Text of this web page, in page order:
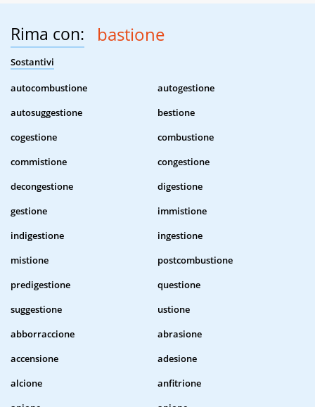
Rima con: bastione
Sostantivi
autocombustione
autogestione
autosuggestione
bestione
cogestione
combustione
commistione
congestione
decongestione
digestione
gestione
immistione
indigestione
ingestione
mistione
postcombustione
predigestione
questione
suggestione
ustione
abborraccione
abrasione
accensione
adesione
alcione
anfitrione